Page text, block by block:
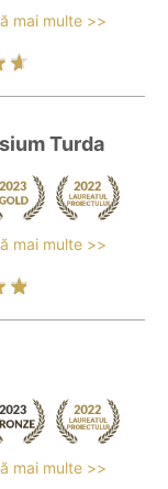
mai multe >>
Turda
mai multe >>
mai multe >>